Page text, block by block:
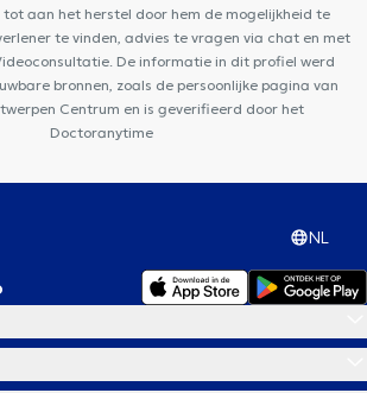
tot aan het herstel door hem de mogelijkheid te
te vinden, advies te vragen via chat en met
De informatie in dit profiel werd
bronnen, zoals de persoonlijke pagina van
Centrum en is geverifieerd door het
Doctoranytime
NL